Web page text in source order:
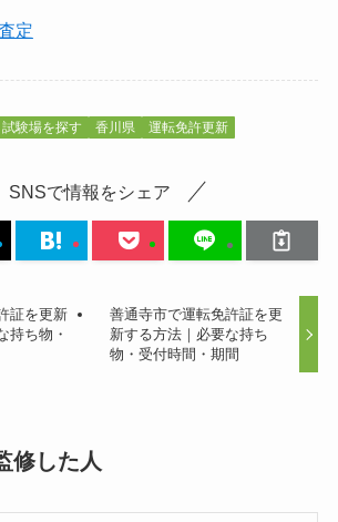
定
験場を探す 香川県 運転免許更新
SNSで情報をシェア
証を更新
持ち物・
善通寺市で運転免許証を更
新する方法｜必要な持ち
物・受付時間・期間
修した人